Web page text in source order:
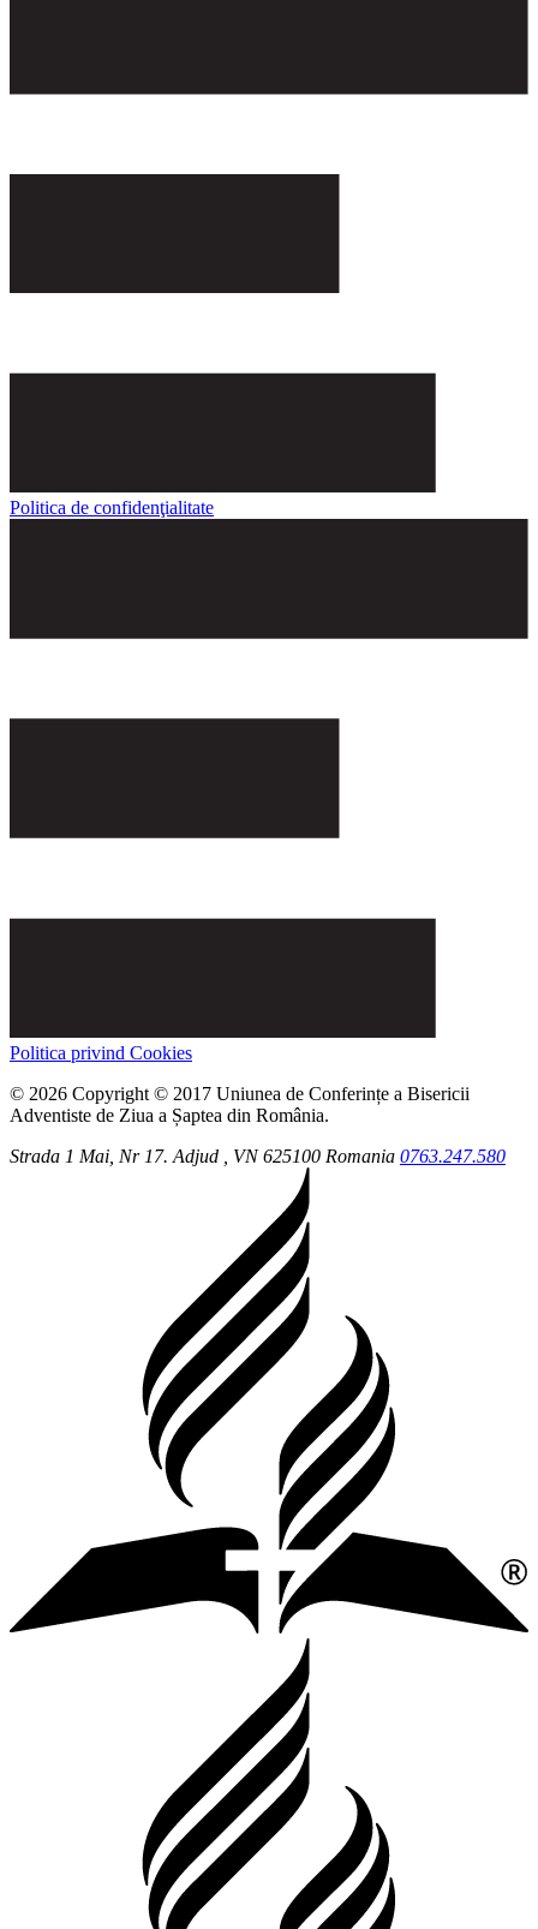
Politica de confidenţialitate
Politica privind Cookies
© 2026 Copyright © 2017 Uniunea de Conferințe a Bisericii
Adventiste de Ziua a Șaptea din România.
Strada 1 Mai, Nr 17. Adjud , VN 625100 Romania 0763.247.580